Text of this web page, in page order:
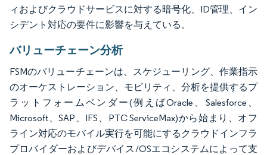
ィおよびクラウドサービスに対する暗号化、ID管理、イン
シデント対応の要件に影響を与えている。
バリューチェーン分析
FSMのバリューチェーンは、スケジューリング、作業指示
のオーケストレーション、モビリティ、分析を提供するプ
ラットフォームベンダー(例えばOracle、Salesforce、
Microsoft、SAP、IFS、PTC ServiceMax)から始まり、オフ
ライン対応のモバイル実行を可能にするクラウドインフラ
プロバイダーおよびデバイス/OSエコシステムによって支